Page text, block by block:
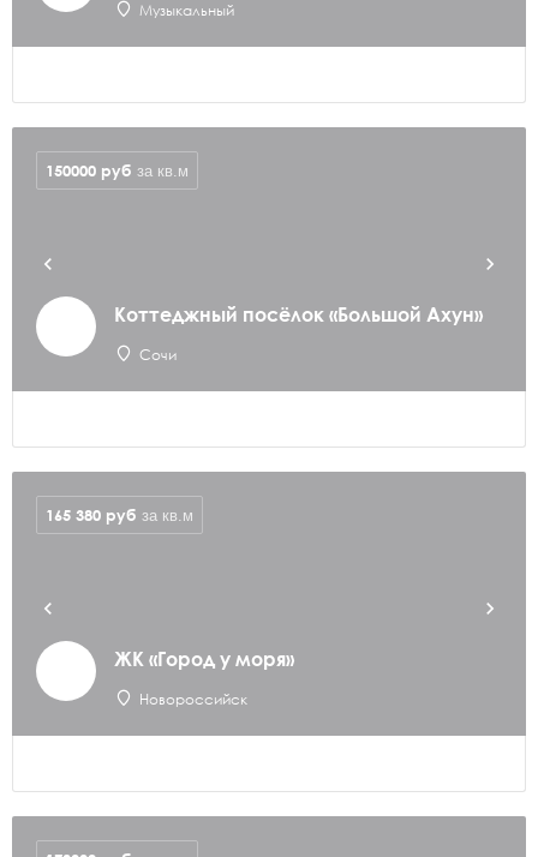
Музыкальный
Коттеджный посёлок «Большой Ахун»
Сочи
150000 руб за кв.м
ЖК «Город у моря»
Новороссийск
165 380 руб за кв.м